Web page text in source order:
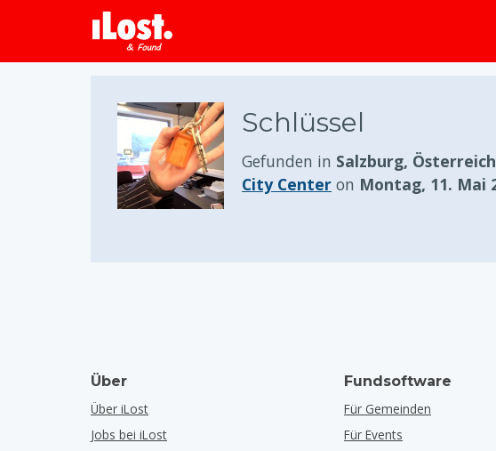
Schlüssel
Gefunden in Salzburg, Österreich
City Center on Montag, 11. Mai
Über
Über iLost
Jobs bei iLost
Fundsoftware
Für Gemeinden
Für Events